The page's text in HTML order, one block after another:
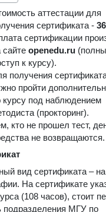
аттестации для
сертификата -
сертификации
сайте openedu.ru
к курсу).
получения
пройти
курсу под наблюдением
(прокторинг).
кто не прошел тест,
не возвращаются.
вид сертификата – на
На сертификате
(108 часов), стоит
подразделения МГУ по